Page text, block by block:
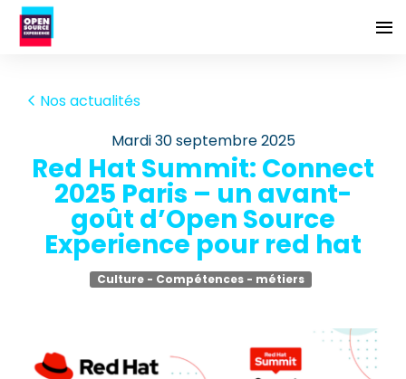
Nos actualités
mardi 30 septembre 2025
Red Hat Summit: Connect
2025 Paris – un avant-
goût d’Open Source
Experience pour red hat
Culture - Compétences - métiers